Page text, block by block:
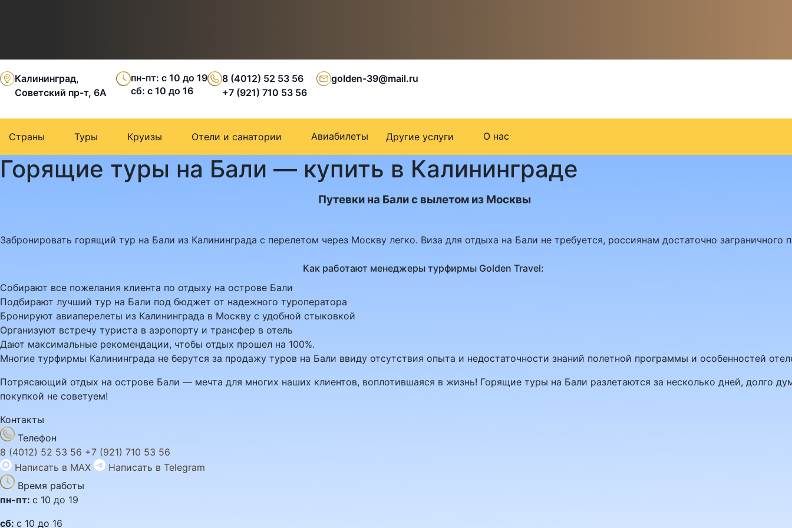
Калининград,
Советский пр-т, 6А
пн-пт: с 10 до 19
сб: с 10 до 16
8 (4012) 52 53 56
+7 (921) 710 53 56
golden-39@mail.ru
Страны Туры Круизы Отели и санатории Авиабилеты Другие услуги О нас
Горящие туры на Бали — купить в Калининграде
Путевки на Бали с вылетом из Москвы
Забронировать горящий тур на Бали из Калининграда с перелетом через Москву легко. Виза для отдыха на Бали не требуется, россиянам достаточно заграничного
Как работают менеджеры турфирмы Golden Travel:
Собирают все пожелания клиента по отдыху на острове Бали
Подбирают лучший тур на Бали под бюджет от надежного туроператора
Бронируют авиаперелеты из Калининграда в Москву с удобной стыковкой
Организуют встречу туриста в аэропорту и трансфер в отель
Дают максимальные рекомендации, чтобы отдых прошел на 100%.
Многие турфирмы Калининграда не берутся за продажу туров на Бали ввиду отсутствия опыта и недостаточности знаний полетной программы и особенностей
Потрясающий отдых на острове Бали — мечта для многих наших клиентов, воплотившаяся в жизнь! Горящие туры на Бали разлетаются за несколько дней, долго
покупкой не советуем!
Контакты
Телефон
8 (4012) 52 53 56 +7 (921) 710 53 56
Написать в MAX
Написать в Telegram
Время работы
пн-пт: с 10 до 19
сб: с 10 до 16